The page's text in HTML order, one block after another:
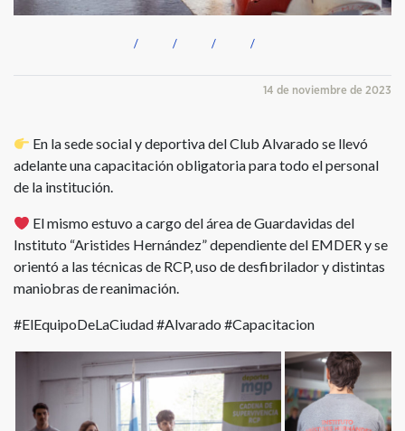
14 de noviembre de 2023
En la sede social y deportiva del Club Alvarado se llevó
adelante una capacitación obligatoria para todo el personal
de la institución.
El mismo estuvo a cargo del área de Guardavidas del
Instituto “Aristides Hernández” dependiente del EMDER y se
orientó a las técnicas de RCP, uso de desfibrilador y distintas
maniobras de reanimación.
#ElEquipoDeLaCiudad #Alvarado #Capacitacion